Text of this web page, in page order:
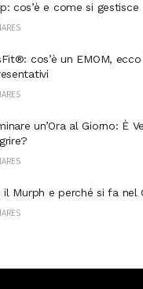
cos’è e come si gestisce
cos’è un EMOM,
un’Ora al Giorno: È
il Murph e perché si fa nel